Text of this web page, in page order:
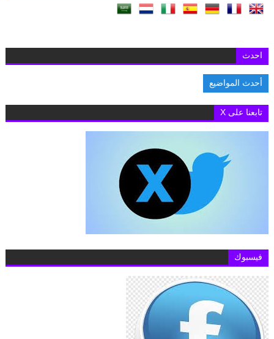
احدث
أحدث المواضيع
تابعنا على X
فيسبوك